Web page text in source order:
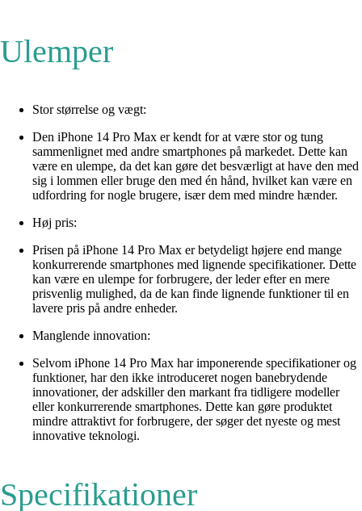
Ulemper
Stor størrelse og vægt:
Den iPhone 14 Pro Max er kendt for at være stor og tung
sammenlignet med andre smartphones på markedet. Dette kan
være en ulempe, da det kan gøre det besværligt at have den med
sig i lommen eller bruge den med én hånd, hvilket kan være en
udfordring for nogle brugere, især dem med mindre hænder.
Høj pris:
Prisen på iPhone 14 Pro Max er betydeligt højere end mange
konkurrerende smartphones med lignende specifikationer. Dette
kan være en ulempe for forbrugere, der leder efter en mere
prisvenlig mulighed, da de kan finde lignende funktioner til en
lavere pris på andre enheder.
Manglende innovation:
Selvom iPhone 14 Pro Max har imponerende specifikationer og
funktioner, har den ikke introduceret nogen banebrydende
innovationer, der adskiller den markant fra tidligere modeller
eller konkurrerende smartphones. Dette kan gøre produktet
mindre attraktivt for forbrugere, der søger det nyeste og mest
innovative teknologi.
Specifikationer